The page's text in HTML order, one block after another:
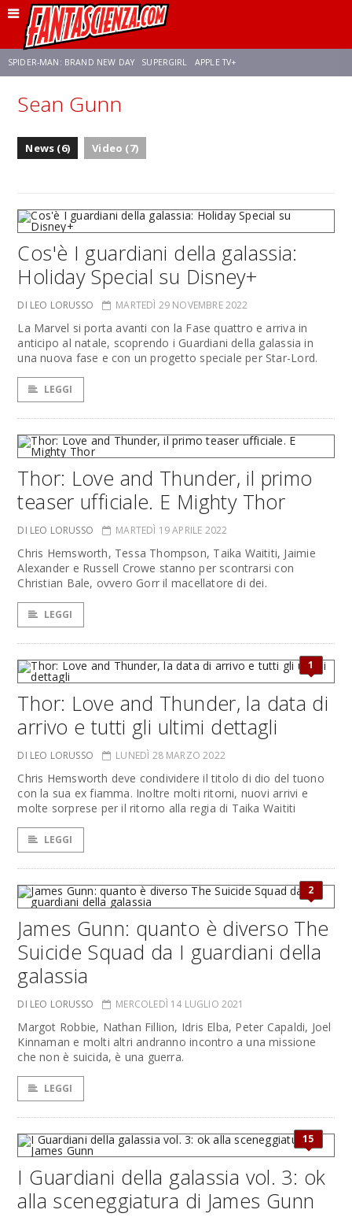
SPIDER-MAN: BRAND NEW DAY SUPERGIRL APPLE TV+
FRANCO RICCIARDIELLO ZENDAYA
Sean Gunn
News (6) Video (7)
Cos'è I guardiani della galassia:
Holiday Special su Disney+
DI LEO LORUSSO MARTEDÌ 29 NOVEMBRE 2022
La Marvel si porta avanti con la Fase quattro e arriva in
anticipo al natale, scoprendo i Guardiani della galassia in
una nuova fase e con un progetto speciale per Star-Lord.
LEGGI
Thor: Love and Thunder, il primo
teaser ufficiale. E Mighty Thor
DI LEO LORUSSO MARTEDÌ 19 APRILE 2022
Chris Hemsworth, Tessa Thompson, Taika Waititi, Jaimie
Alexander e Russell Crowe stanno per scontrarsi con
Christian Bale, ovvero Gorr il macellatore di dei.
LEGGI
1
Thor: Love and Thunder, la data di
arrivo e tutti gli ultimi dettagli
DI LEO LORUSSO LUNEDÌ 28 MARZO 2022
Chris Hemsworth deve condividere il titolo di dio del tuono
con la sua ex fiamma. Inoltre molti ritorni, nuovi arrivi e
molte sorprese per il ritorno alla regia di Taika Waititi
LEGGI
2
James Gunn: quanto è diverso The
Suicide Squad da I guardiani della
galassia
DI LEO LORUSSO MERCOLEDÌ 14 LUGLIO 2021
Margot Robbie, Nathan Fillion, Idris Elba, Peter Capaldi, Joel
Kinnaman e molti altri andranno incontro a una missione
che non è suicida, è una guerra.
LEGGI
15
I Guardiani della galassia vol. 3: ok
alla sceneggiatura di James Gunn